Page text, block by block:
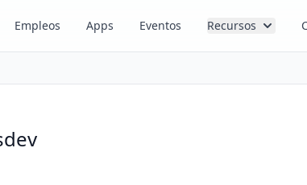
Empleos Apps Eventos Recursos